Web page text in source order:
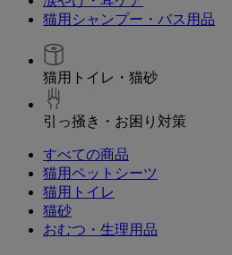
猫用シャンプー・バス用品
猫用トイレ・猫砂
引っ掻き・お困り対策
すべての商品
猫用ペットシーツ
猫用トイレ
猫砂
おむつ・生理用品